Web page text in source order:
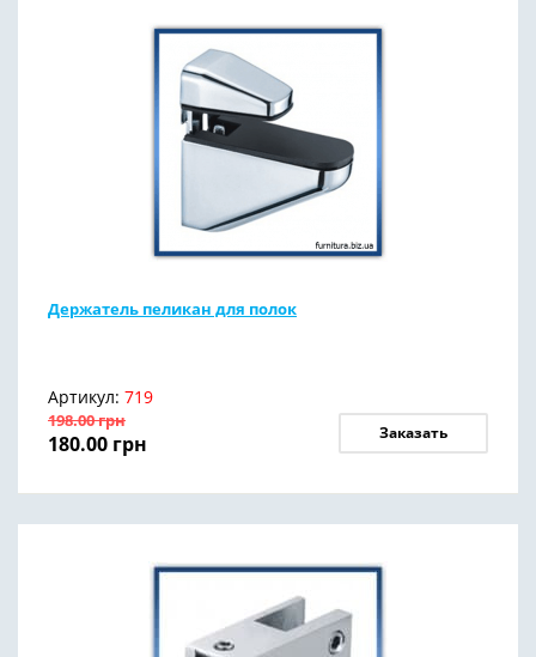
Держатель пеликан для полок
Артикул: 719
198.00грн
180.00 грн Заказать